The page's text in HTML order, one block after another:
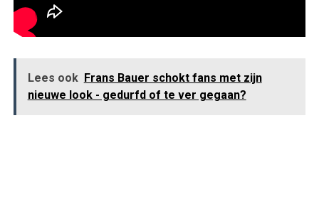
Lees ook Frans Bauer schokt fans met zijn
nieuwe look - gedurfd of te ver gegaan?